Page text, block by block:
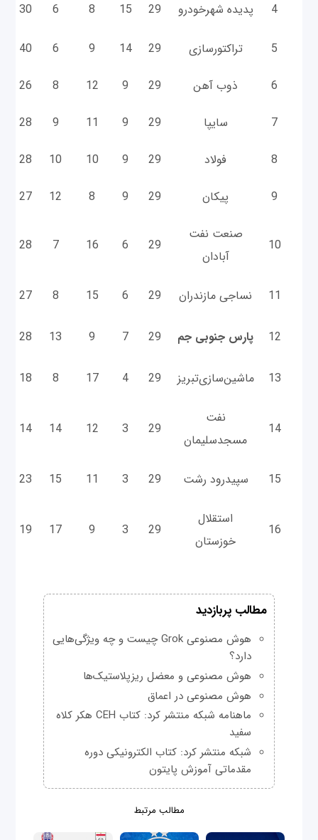
4 پدیده شهرخودرو 29
15
8
6
30
5 تراکتورسازی 29
14
9
6
40
6 ذوب آهن 29
9
12
8
26
7 سایپا 29
9
11
9
28
8 فولاد 29
9
10
10
28
9 پیکان 29
9
8
12
27
10
صنعت نفت
آبادان
29
6
16
7
28
11 نساجی مازندران 29
6
15
8
27
12 پارس جنوبی جم 29
7
9
13
28
13 ماشین‌سازی‌تبریز 29
4
17
8
18
14
نفت‌
مسجدسلیمان
29
3
12
14
14
15 سپیدرود رشت 29
3
11
15
23
16
استقلال
خوزستان
29
3
9
17
19
مطالب پربازدید
هوش مصنوعی Grok چیست و چه ویژگی‌هایی
دارد؟
هوش مصنوعی و معضل ریزپلاستیک‌ها
هوش مصنوعی در اعماق
ماهنامه شبکه منتشر کرد: کتاب CEH هکر کلاه
سفید
شبکه منتشر کرد: کتاب الکترونیکی دوره
مقدماتی آموزش پایتون
مطالب مرتبط